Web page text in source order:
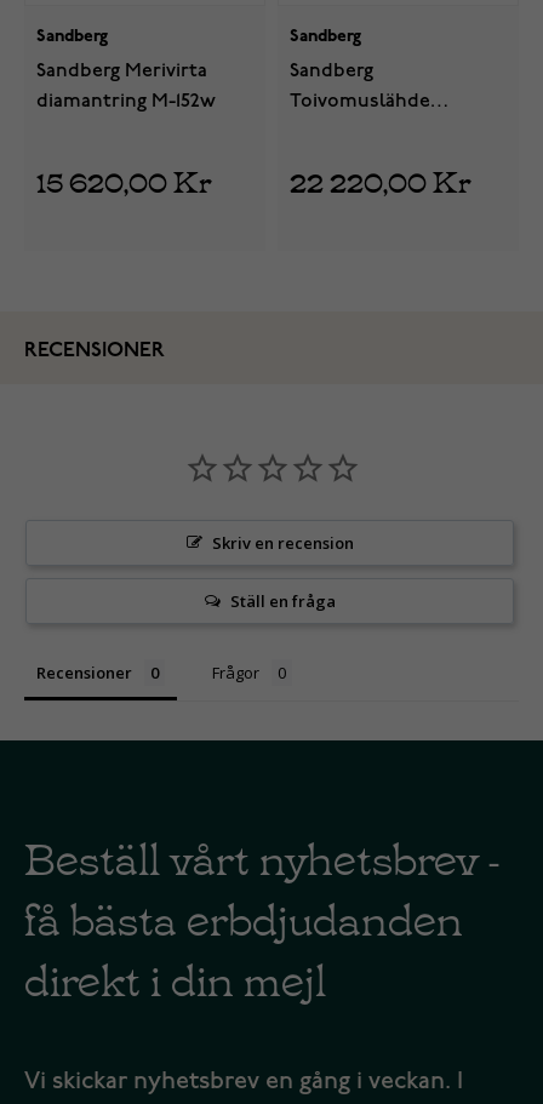
Sandberg
Sandberg Merivirta
diamantring M-152w
15 620,00 Kr
Sandberg
Sandberg
Toivomuslähde
22 220,00 Kr
RECENSIONER
Skriv en recension
Ställ en fråga
Recensioner Frågor
Beställ vårt nyhetsbrev -
få bästa erbdjudanden
direkt i din mejl
Vi skickar nyhetsbrev en gång i veckan. I